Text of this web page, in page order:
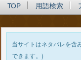
TOP 用語検索
当サイトはネタバレを含
できます。)